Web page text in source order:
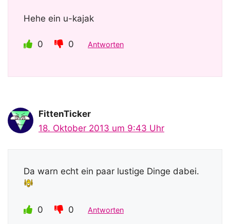
Hehe ein u-kajak
0 0 Antworten
FittenTicker
18. Oktober 2013 um 9:43 Uhr
Da warn echt ein paar lustige Dinge dabei.
0 0 Antworten